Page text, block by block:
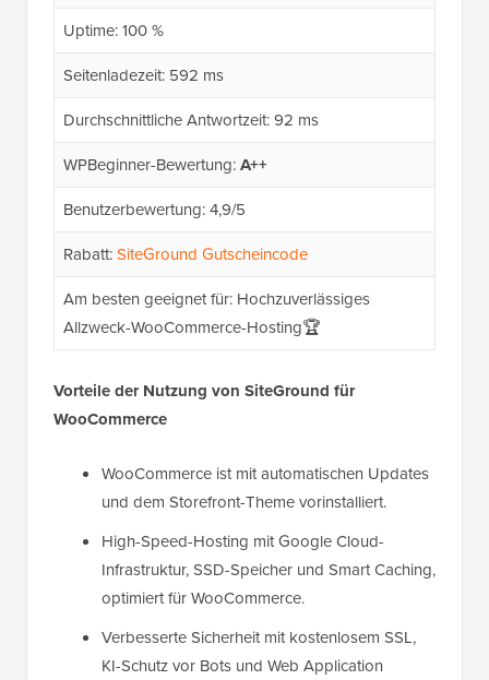
Uptime: 100 %
Seitenladezeit: 592 ms
Durchschnittliche Antwortzeit: 92 ms
WPBeginner-Bewertung:A++
Benutzerbewertung: 4,9/5
Rabatt:SiteGround Gutscheincode
Am besten geeignet für: Hochzuverlässiges
Allzweck-WooCommerce-Hosting🏆
Vorteile der Nutzung von SiteGround für
WooCommerce
WooCommerce ist mit automatischen Updates
und dem Storefront-Theme vorinstalliert.
High-Speed-Hosting mit Google Cloud-
Infrastruktur, SSD-Speicher und Smart Caching,
optimiert für WooCommerce.
Verbesserte Sicherheit mit kostenlosem SSL,
KI-Schutz vor Bots und Web Application